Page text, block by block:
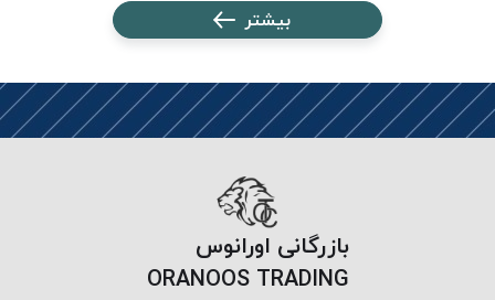
&
Aramid
بیشتر
بازرگانی اورانوس
ORANOOS TRADING